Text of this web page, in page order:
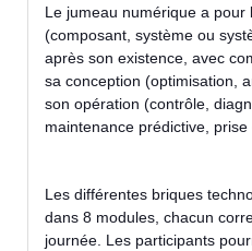
Le jumeau numérique a
(composant, système ou
après son existence, avec
sa conception (optimisation,
son opération (contrôle,
maintenance prédictive,
Les différentes briques
dans 8 modules, chacun
journée. Les participants